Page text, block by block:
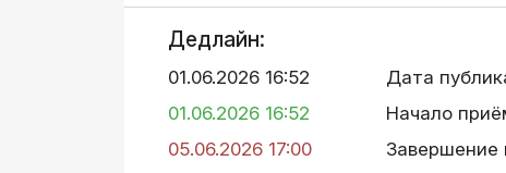
Дедлайн:
01.06.2026 16:52
Дата
01.06.2026 16:52
Начало
05.06.2026 17:00
Завершение